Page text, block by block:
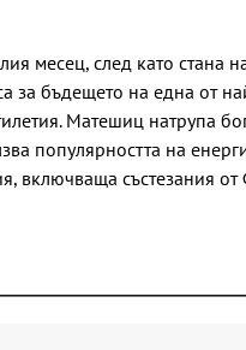
месец, след като стана
за бъдещето на една от
Матешиц натрупа
популярността на
включваща състезания